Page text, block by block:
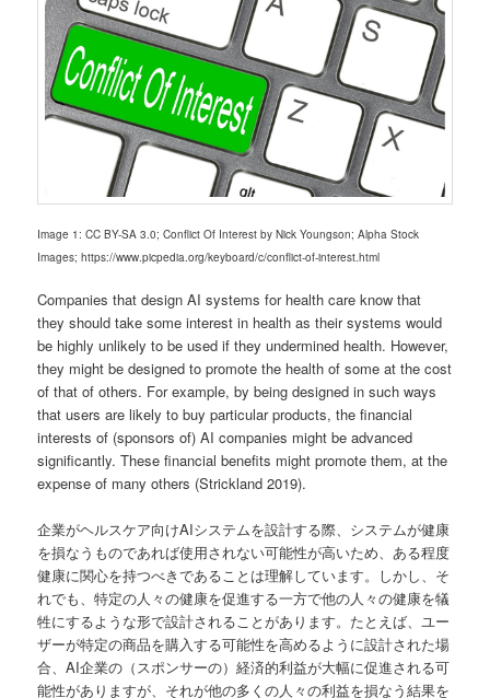
Image 1: CC BY-SA 3.0; Conflict Of Interest by Nick Youngson; Alpha Stock
Images; https://www.picpedia.org/keyboard/c/conflict-of-interest.html
Companies that design AI systems for health care know that
they should take some interest in health as their systems would
be highly unlikely to be used if they undermined health. However,
they might be designed to promote the health of some at the cost
of that of others. For example, by being designed in such ways
that users are likely to buy particular products, the financial
interests of (sponsors of) AI companies might be advanced
significantly. These financial benefits might promote them, at the
expense of many others (Strickland 2019).
企業がヘルスケア向けAIシステムを設計する際、システムが健康
を損なうものであれば使用されない可能性が高いため、ある程度
健康に関心を持つべきであることは理解しています。しかし、そ
れでも、特定の人々の健康を促進する一方で他の人々の健康を犠
牲にするような形で設計されることがあります。たとえば、ユー
ザーが特定の商品を購入する可能性を高めるように設計された場
合、AI企業の（スポンサーの）経済的利益が大幅に促進される可
能性がありますが、それが他の多くの人々の利益を損なう結果を